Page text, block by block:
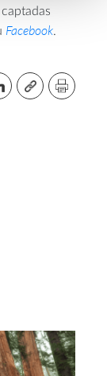
Facebook.